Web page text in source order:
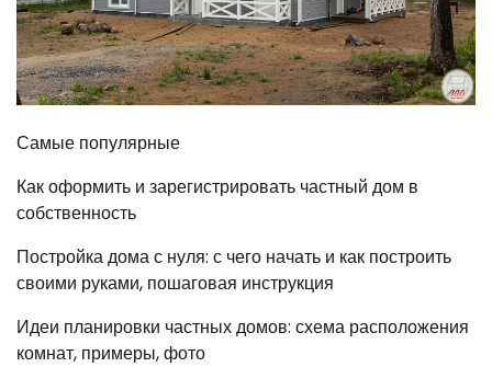
Самые популярные
Как оформить и зарегистрировать частный дом в
собственность
Постройка дома с нуля: с чего начать и как построить
своими руками, пошаговая инструкция
Идеи планировки частных домов: схема расположения
комнат, примеры, фото